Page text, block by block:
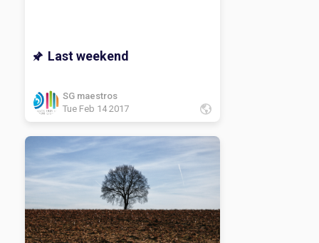
Last weekend
SG maestros
Tue Feb 14 2017